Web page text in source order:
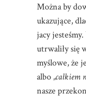
Można by
ukazujące,
jacy
utrwaliły się
myślowe, że
albo „całkiem
nasze